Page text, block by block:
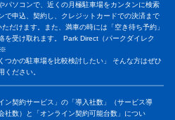
パソコンで、近くの月極駐車場をカンタンに検索
で申込、契約し、クレジットカードでの決済まで
だけます。また、満車の時には「空き待ち予約」
を受け取れます。 Park Direct（パークダイレク
※
つかの駐車場を比較検討したい」 そんな方はぜひ
ください。
ン契約サービス」の「導入社数」（サービス導
社数）と「オンライン契約可能台数」につい